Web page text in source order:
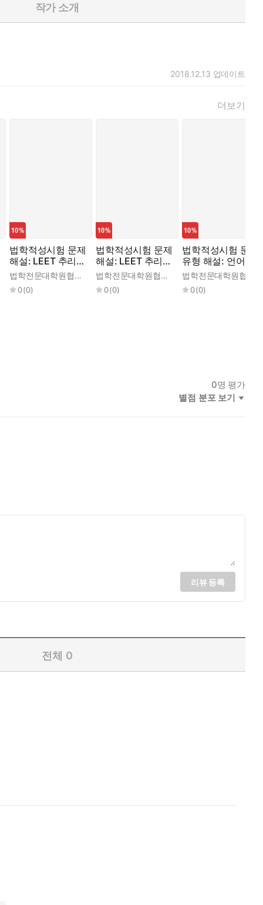
작가 소개
2018.12.13 업데이트
더보기
법학적성시험 문제
해설: LEET 추리논
증 Ⅱ (2021-2016
학년도)
법학전문대학원협의회
0(0)
법학적성시험 문제
해설: LEET 추리논
증 Ⅰ (2026-2022
학년도)
법학전문대학원협의회
0(0)
법학적성시험 문항
유형 해설: 언어이
해·논술
0(0)
0명 평가
별점 분포 보기
리뷰 등록
전체 0